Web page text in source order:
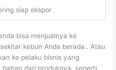
siap ekspor
bisa menjualnya ke
kebun Anda berada.. Atau
ke pelaku bisnis yang
dari produknya, seperti